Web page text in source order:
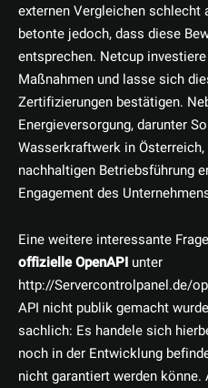
externen Vergleichen schlecht
betonte jedoch, dass diese
entsprechen. Netcup
Maßnahmen und lasse sich
Zertifizierungen bestätigen.
Energieversorgung, darunter
Wasserkraftwerk in
nachhaltigen Betriebsführung
Engagement des
Eine weitere interessante
offizielle OpenAPI unter
http://Servercontrolpanel.de/
API nicht publik gemacht
sachlich: Es handele sich
noch in der Entwicklung
nicht garantiert werden könne.